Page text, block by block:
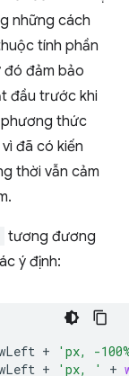
những cách
tính phần
đảm bảo
đầu trước khi
phương thức
đã có kiến
thời vẫn cảm
tương đương
ý định:
+
'px, -
+ 'px, ' +